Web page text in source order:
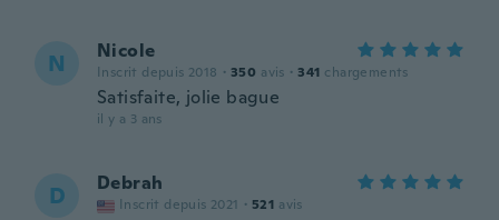
N Nicole
Inscrit depuis 2018 · 350 avis · 341 chargements
Satisfaite, jolie bague
il y a 3 ans
D Debrah
Inscrit depuis 2021 · 521 avis